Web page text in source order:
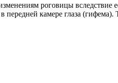
роговицы вследствие
камере глаза (гифема).